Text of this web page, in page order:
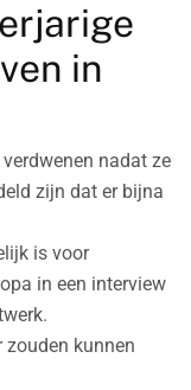
in
nadat ze
zijn dat er bijna
is voor
in een interview
kunnen